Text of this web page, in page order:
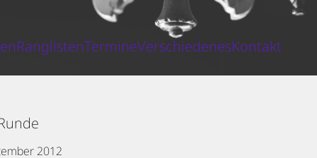
RanglistenTermineVerschiedenesKontakt
2012